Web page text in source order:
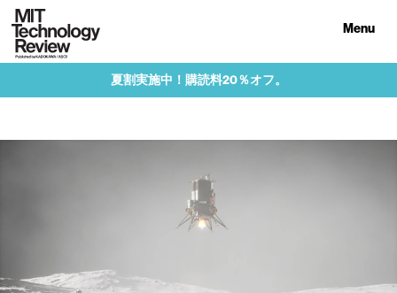
Menu
夏割実施中！購読料20％オフ。